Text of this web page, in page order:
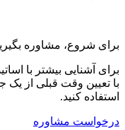
برای شروع، مشاوره
برای آشنایی بیشتر با
با تعیین وقت قبلی از یک
استفاده کنید.
درخواست مشاوره